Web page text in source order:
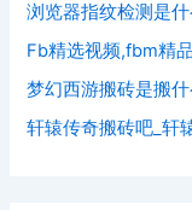
浏览器指纹检测是
Fb精选视频,fbm精品
梦幻西游搬砖是搬
轩辕传奇搬砖吧_轩